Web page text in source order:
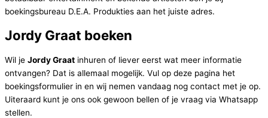
boekingsbureau D.E.A. Produkties aan het juiste adres.
Jordy Graat boeken
Wil je Jordy Graat inhuren of liever eerst wat meer informatie
ontvangen? Dat is allemaal mogelijk. Vul op deze pagina het
boekingsformulier in en wij nemen vandaag nog contact met je op.
Uiteraard kunt je ons ook gewoon bellen of je vraag via Whatsapp
stellen.